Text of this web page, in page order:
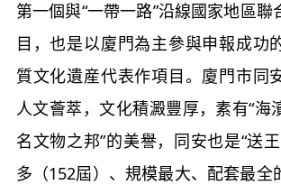
第一個與“一帶一路”沿線國家地區
目，也是以廈門為主參與申報成功
質文化遺産代表作項目。廈門市同
人文薈萃，文化積澱豐厚，素有“海
名文物之邦”的美譽，同安也是“送
多（152屆）、規模最大、配套最全